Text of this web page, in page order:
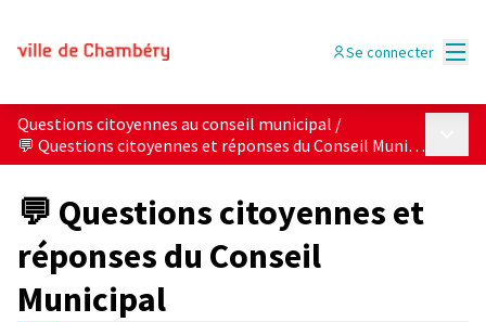
Se connecter
Questions citoyennes au conseil municipal /
💬 Questions citoyennes et réponses du Conseil Municipal
💬 Questions citoyennes et
réponses du Conseil
Municipal